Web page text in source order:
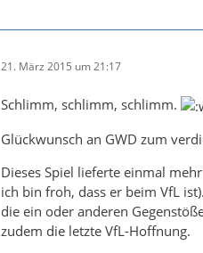
21. März 2015 um 21:17
Schlimm, schlimm, schlimm.
Glückwunsch an GWD zum
Dieses Spiel lieferte einmal
ich bin froh, dass er beim VfL
die ein oder anderen
zudem die letzte VfL-Hoffnung.